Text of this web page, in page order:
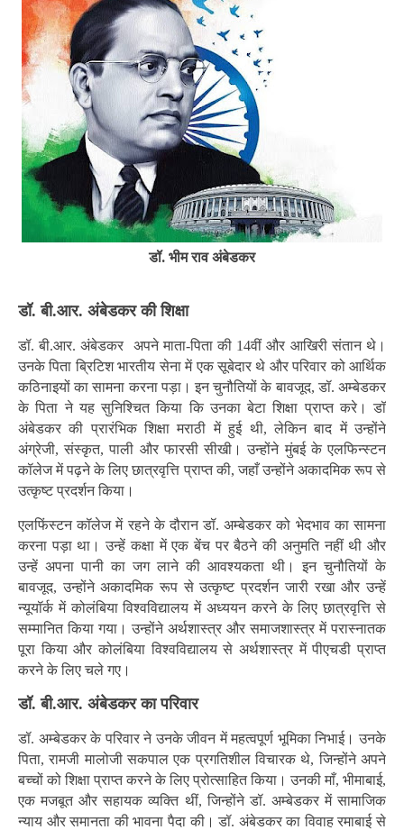
डॉ. भीम राव अंबेडकर
डॉ. बी.आर. अंबेडकर की शिक्षा
डॉ. बी.आर. अंबेडकर अपने माता-पिता की 14वीं और आखिरी संतान थे।
उनके पिता ब्रिटिश भारतीय सेना में एक सूबेदार थे और परिवार को आर्थिक
कठिनाइयों का सामना करना पड़ा। इन चुनौतियों के बावजूद, डॉ. अम्बेडकर
के पिता ने यह सुनिश्चित किया कि उनका बेटा शिक्षा प्राप्त करे। डॉ
अंबेडकर की प्रारंभिक शिक्षा मराठी में हुई थी, लेकिन बाद में उन्होंने
अंग्रेजी, संस्कृत, पाली और फारसी सीखी। उन्होंने मुंबई के एलफिन्स्टन
कॉलेज में पढ़ने के लिए छात्रवृत्ति प्राप्त की, जहाँ उन्होंने अकादमिक रूप से
उत्कृष्ट प्रदर्शन किया।
एलफिंस्टन कॉलेज में रहने के दौरान डॉ. अम्बेडकर को भेदभाव का सामना
करना पड़ा था। उन्हें कक्षा में एक बेंच पर बैठने की अनुमति नहीं थी और
उन्हें अपना पानी का जग लाने की आवश्यकता थी। इन चुनौतियों के
बावजूद, उन्होंने अकादमिक रूप से उत्कृष्ट प्रदर्शन जारी रखा और उन्हें
न्यूयॉर्क में कोलंबिया विश्वविद्यालय में अध्ययन करने के लिए छात्रवृत्ति से
सम्मानित किया गया। उन्होंने अर्थशास्त्र और समाजशास्त्र में परास्नातक
पूरा किया और कोलंबिया विश्वविद्यालय से अर्थशास्त्र में पीएचडी प्राप्त
करने के लिए चले गए।
डॉ. बी.आर. अंबेडकर का परिवार
डॉ. अम्बेडकर के परिवार ने उनके जीवन में महत्वपूर्ण भूमिका निभाई। उनके
पिता, रामजी मालोजी सकपाल एक प्रगतिशील विचारक थे, जिन्होंने अपने
बच्चों को शिक्षा प्राप्त करने के लिए प्रोत्साहित किया। उनकी माँ, भीमाबाई,
एक मजबूत और सहायक व्यक्ति थीं, जिन्होंने डॉ. अम्बेडकर में सामाजिक
न्याय और समानता की भावना पैदा की। डॉ. अंबेडकर का विवाह रमाबाई से